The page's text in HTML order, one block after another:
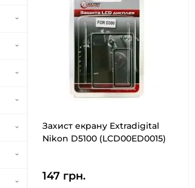
Захист екрану Extradigital
Nikon D5100 (LCD00ED0015)
147 грн.